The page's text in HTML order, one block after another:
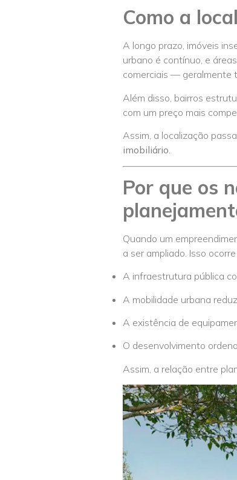
Como a
A longo prazo, imóveis
urbano é contínuo, e
comerciais — geralmente
Além disso, bairros
com um preço mais
Assim, a localização
imobiliário.
Por que os
Quando um
a ser ampliado. Isso
A infraestrutura pública
A mobilidade urbana
A existência de
O desenvolvimento
Assim, a relação entre